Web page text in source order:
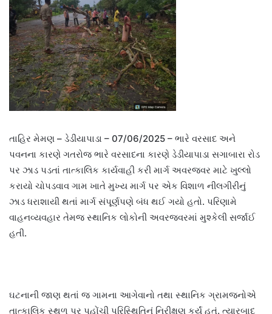
તાહિર મેમણ – ડેડીયાપાડા – 07/06/2025 – ભારે વરસાદ અને
પવનના કારણે ગતરોજ ભારે વરસાદના કારણે ડેડીયાપાડા સગાબારા રોડ
પર ઝાડ પડતાં તાત્કાલિક કાર્યવાહી કરી માર્ગ અવરજવર માટે ખુલ્લો
કરાયો ચોપડવાવ ગામ ખાતે મુખ્ય માર્ગ પર એક વિશાળ નીલગીરીનું
ઝાડ ધરાશાયી થતાં માર્ગ સંપૂર્ણપણે બંધ થઈ ગયો હતો. પરિણામે
વાહનવ્યવહાર તેમજ સ્થાનિક લોકોની અવરજવરમાં મુશ્કેલી સર્જાઈ
હતી.
ઘટનાની જાણ થતાં જ ગામના આગેવાનો તથા સ્થાનિક ગ્રામજનોએ
તાત્કાલિક સ્થળ પર પહોંચી પરિસ્થિતિનું નિરીક્ષણ કર્યું હતું. ત્યારબાદ